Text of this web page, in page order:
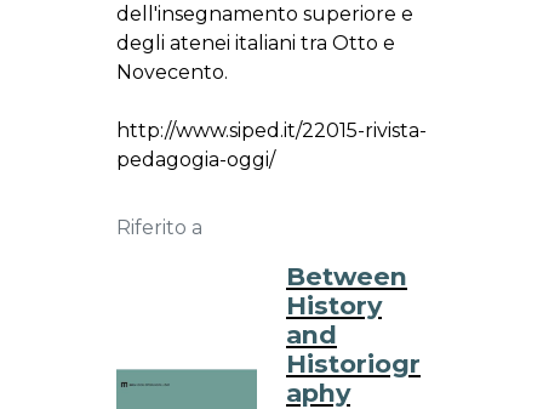
dell'insegnamento superiore e
degli atenei italiani tra Otto e
Novecento.
http://www.siped.it/22015-rivista-
pedagogia-oggi/
Riferito a
Between
History
and
Historiogr
aphy